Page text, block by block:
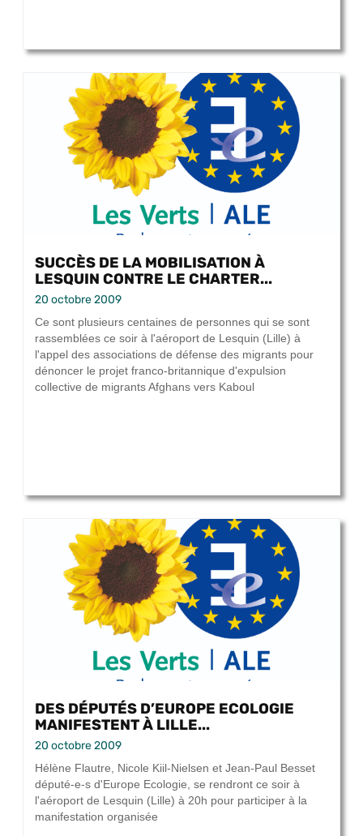
SUCCÈS DE LA MOBILISATION À
LESQUIN CONTRE LE CHARTER...
20 octobre 2009
Ce sont plusieurs centaines de personnes qui se sont
rassemblées ce soir à l'aéroport de Lesquin (Lille) à
l'appel des associations de défense des migrants pour
dénoncer le projet franco-britannique d'expulsion
collective de migrants Afghans vers Kaboul
DES DÉPUTÉS D’EUROPE ECOLOGIE
MANIFESTENT À LILLE...
20 octobre 2009
Hélène Flautre, Nicole Kiil-Nielsen et Jean-Paul Besset
député-e-s d'Europe Ecologie, se rendront ce soir à
l'aéroport de Lesquin (Lille) à 20h pour participer à la
manifestation organisée